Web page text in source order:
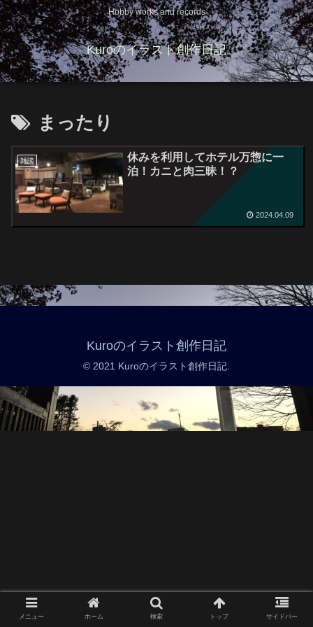
Hobby works and records
Kuroのイラスト創作日記
まったり
雑談
休みを利用してホテル万惣に一
泊！カニと肉三昧！？
2024.04.09
Kuroのイラスト創作日記
© 2021 Kuroのイラスト創作日記.
メニュー ホーム 検索 トップ サイドバー